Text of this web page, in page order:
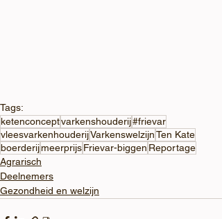
Tags:
ketenconceptvarkenshouderij#frievar
vleesvarkenhouderijVarkenswelzijnTen Kate
boerderijmeerprijsFrievar-biggen Reportage
Agrarisch
Deelnemers
Gezondheid en welzijn